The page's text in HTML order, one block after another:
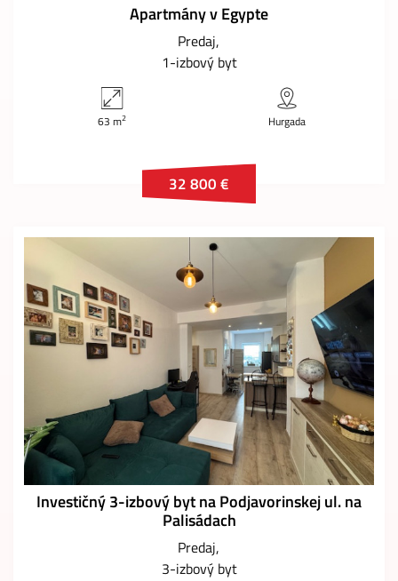
Apartmány v Egypte
Predaj
1-izbový byt
63 m2 Hurgada
32 800 €
Investičný 3-izbový byt na Podjavorinskej ul. na
Palisádach
Predaj
3-izbový byt